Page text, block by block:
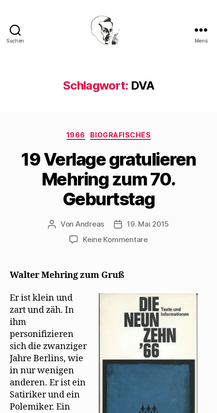
Suchen Menü
Schlagwort: DVA
Kategorien
1966 BIOGRAFISCHES
19 Verlage gratulieren
Mehring zum 70.
Geburtstag
Beitragsautor
Von Andreas Beitragsdatum
19. Mai 2015
Keine Kommentarezu
zum
70.
Geburtstag
Walter Mehring zum Gruß
Er ist klein und
zart und zäh. In
ihm
personiﬁzieren
sich die zwanziger
Jahre Berlins, wie
in nur wenigen
anderen. Er ist ein
Satiriker und ein
Polemiker. Ein